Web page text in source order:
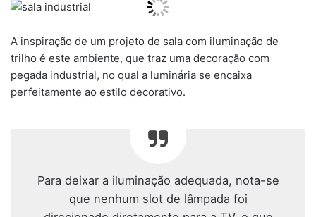
A inspiração de um projeto de sala com iluminação de
trilho é este ambiente, que traz uma decoração com
pegada industrial, no qual a luminária se encaixa
perfeitamente ao estilo decorativo.
Para deixar a iluminação adequada, nota-se
que nenhum slot de lâmpada foi